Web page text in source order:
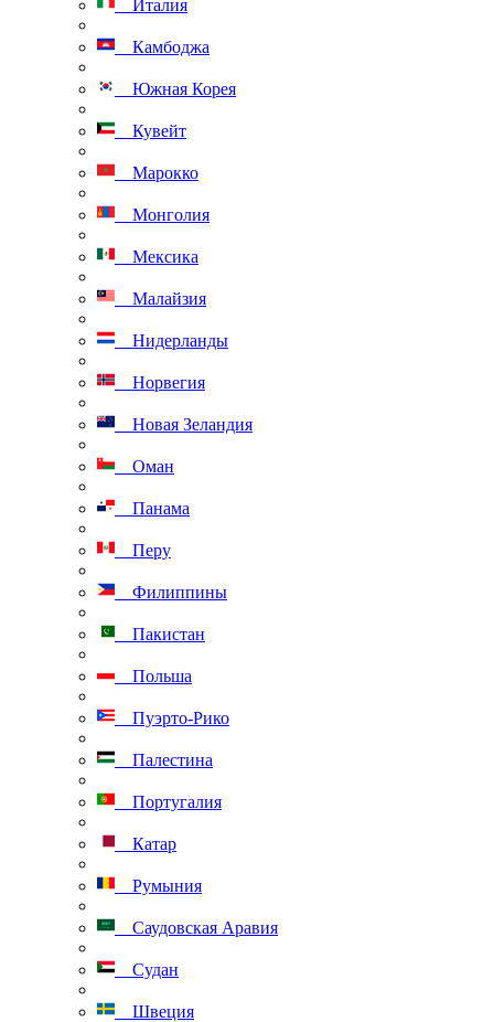
Италия
Камбоджа
Южная Корея
Кувейт
Марокко
Монголия
Мексика
Малайзия
Нидерланды
Норвегия
Новая Зеландия
Оман
Панама
Перу
Филиппины
Пакистан
Польша
Пуэрто-Рико
Палестина
Португалия
Катар
Румыния
Саудовская Аравия
Судан
Швеция